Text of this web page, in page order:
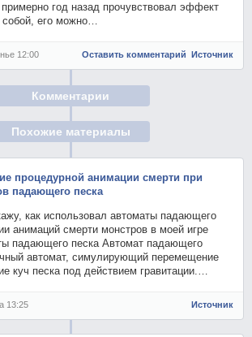
год назад прочувствовал эффект
собой, его можно…
12:00 Оставить комментарий Источник
Комментарии
Похожие материалы
процедурной анимации смерти при
падающего песка
как использовал автоматы падающего
анимаций смерти монстров в моей игре
падающего песка Автомат падающего
автомат, симулирующий перемещение
куч песка под действием гравитации.…
13:25 Источник